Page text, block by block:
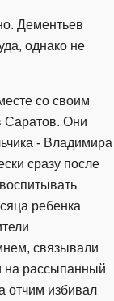
Дементьев
однако не
со своим
Саратов. Они
- Владимира
сразу после
ребенка
связывали
на рассыпанный
отчим избивал